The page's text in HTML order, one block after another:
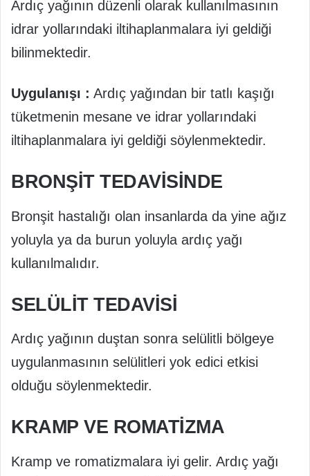
Ardıç yağının düzenli olarak kullanılmasının
idrar yollarındaki iltihaplanmalara iyi geldiği
bilinmektedir.
Uygulanışı : Ardıç yağından bir tatlı kaşığı
tüketmenin mesane ve idrar yollarındaki
iltihaplanmalara iyi geldiği söylenmektedir.
BRONŞIT TEDAVISINDE
Bronşit hastalığı olan insanlarda da yine ağız
yoluyla ya da burun yoluyla ardıç yağı
kullanılmalıdır.
SELÜLIT TEDAVISI
Ardıç yağının duştan sonra selülitli bölgeye
uygulanmasının selülitleri yok edici etkisi
olduğu söylenmektedir.
KRAMP VE ROMATIZMA
Kramp ve romatizmalara iyi gelir. Ardıç yağı